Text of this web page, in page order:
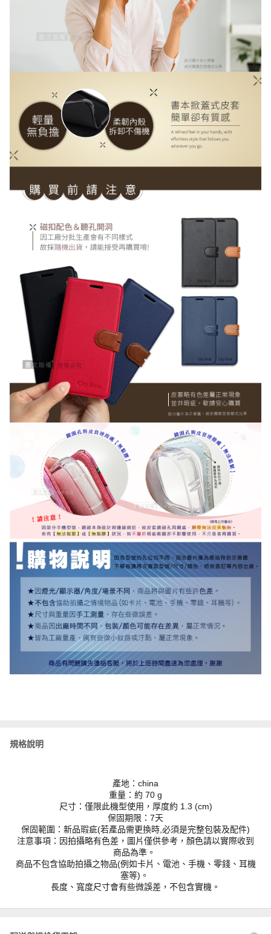
規格說明
產地：china
重量：約 70 g
尺寸：僅限此機型使用，厚度約 1.3 (cm)
保固期限：7天
保固範圍：新品瑕疵(若產品需更換時,必須是完整包裝及配件)
注意事項：因拍攝略有色差，圖片僅供參考，顏色請以實際收到
商品為準。
商品不包含協助拍攝之物品(例如卡片、電池、手機、零錢、耳機
塞等)。
長度、寬度尺寸會有些微誤差，不包含實機。